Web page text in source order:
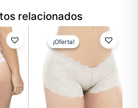
relacionados
El
precio
actual
es:
$13.02.
¡Oferta!
¡Oferta!
precio
original
$10.99.
precio
actual
$7.69.